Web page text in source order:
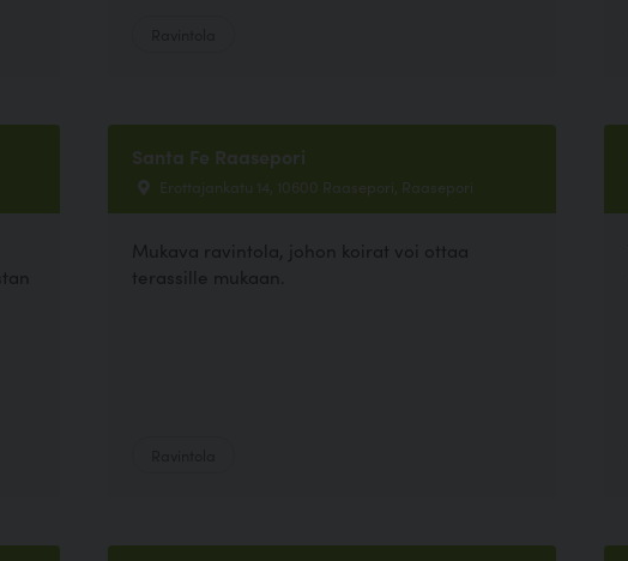
Santa Fe Raasepori
Erottajankatu 14, 10600 Raasepori, Raasepori
Mukava ravintola, johon koirat voi ottaa
terassille mukaan.